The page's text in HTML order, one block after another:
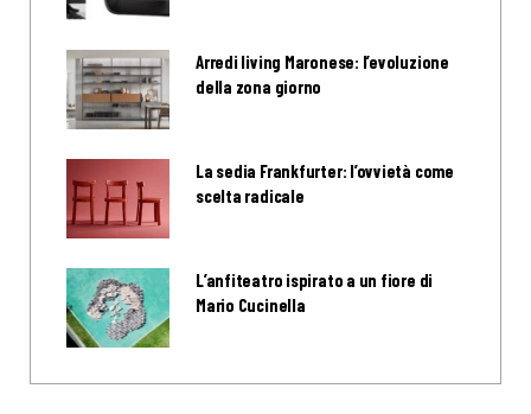
Arredi living Maronese: l’evoluzione
della zona giorno
La sedia Frankfurter: l’ovvietà come
scelta radicale
L’anfiteatro ispirato a un fiore di
Mario Cucinella